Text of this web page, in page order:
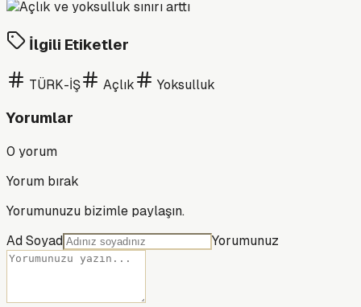
İlgili Etiketler
TÜRK-İŞ Açlık Yoksulluk
Yorumlar
0 yorum
Yorum bırak
Yorumunuzu bizimle paylaşın.
Ad Soyad
Yorumunuz